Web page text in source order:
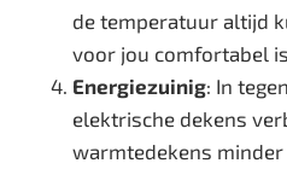
de temperatuur altijd
voor jou comfortabel is.
Energiezuinig: In
elektrische dekens
warmtedekens